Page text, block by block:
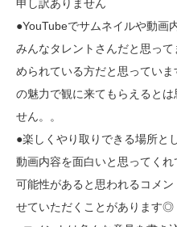
申し訳ありません
●YouTubeでサムネイルや動画
みんなタレントさんだと思っ
められている方だと思ってい
の魅力で観に来てもらえると
せん。。
●楽しくやり取りできる場所と
動画内容を面白いと思ってく
可能性があると思われるコメ
せていただくことがあります◎